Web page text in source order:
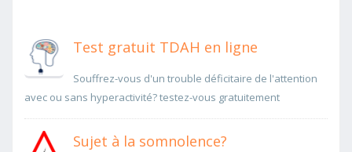
Test gratuit TDAH en ligne
Souffrez-vous d'un trouble déficitaire de l'attention
avec ou sans hyperactivité? testez-vous gratuitement
Sujet à la somnolence?